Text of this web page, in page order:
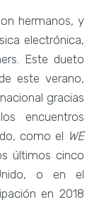
hermanos, y
electrónica,
Este dueto
este verano,
gracias
encuentros
como el WE
últimos cinco
o en el
en 2018